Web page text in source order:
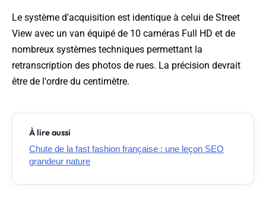
Le système d'acquisition est identique à celui de Street
View avec un van équipé de 10 caméras Full HD et de
nombreux systèmes techniques permettant la
retranscription des photos de rues. La précision devrait
être de l'ordre du centimètre.
À lire aussi
Chute de la fast fashion française : une leçon SEO
grandeur nature